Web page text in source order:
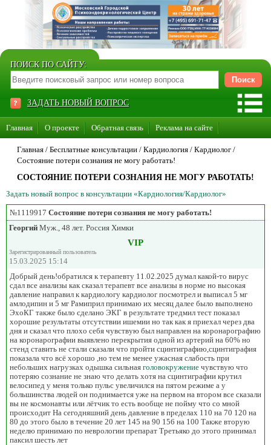
ПОИСК ПО САЙТУ:
ЗАДАТЬ НОВЫЙ ВОПРОС
Главная О проекте Обратная связь Реклама на сайте
Стать консультантом нашего сайта
Главная / Бесплатные консультации / Кардиология / Кардиолог /
Состояние потери сознания не могу работать!
СОСТОЯНИЕ ПОТЕРИ СОЗНАНИЯ НЕ МОГУ РАБОТАТЬ!
Задать новый вопрос в консультации «Кардиология/Кардиолог»
№1119917 Состояние потери сознания не могу работать!
Георгий Муж., 48 лет. Россия Химки
VIP
Зарегистрированный пользователь
15.03.2025 15:14
Добрый день!обратился к терапевту 11.02.2025 думал какой-то вирус
сдал все анализы как сказал терапевт все анализы в норме но высокая
давление направил к кардиологу кардиолог посмотрел и выписал 5 мг
амлодипин и 5 мг Рамиприл принимаю их месяц далее было выполнено
ЭхоКГ также было сделано ЭКГ в результате тредмил тест показал
хорошие результаты отсутствии ишемии но так как я приехал через два
дня и сказал что плохо себя чувствую был направлен на коронарографию
на коронарографии выявлено перекрытия одной из артерий на 60% но
стенд ставить не стали сказали что пройти сцинтиграфию,сцинтиграфия
показала что всё хорошо ,но тем не менее ужасная слабость при
небольших нагрузках одышка сильная головокружение чувствую что
потеряю сознание не знаю что делать хотя на сцинтиграфии крутил
велосипед у меня только пульс увеличился на пятом режиме а у
большинства людей он поднимается уже на первом на втором все сказали
вы не космонавты или лётчик то есть вообще не пойму что со мной
происходит На сегодняшний день давление в пределах 110 на 70 120 на
80 до этого было в течение 20 лет 145 на 90 156 на 100 Также вторую
неделю принимаю по неврологии препарат Третьяко до этого принимал
паксил шесть лет